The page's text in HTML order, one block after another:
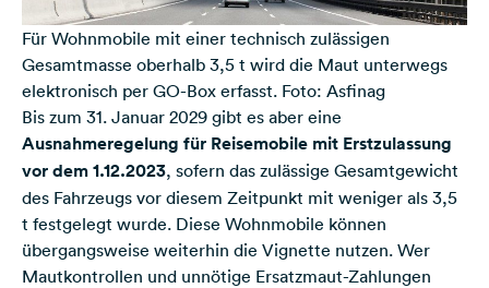
Für Wohnmobile mit einer technisch zulässigen
Gesamtmasse oberhalb 3,5 t wird die Maut unterwegs
elektronisch per GO-Box erfasst. Foto: Asfinag
Bis zum 31. Januar 2029 gibt es aber eine
Ausnahmeregelung für Reisemobile mit Erstzulassung
vor dem 1.12.2023, sofern das zulässige Gesamtgewicht
des Fahrzeugs vor diesem Zeitpunkt mit weniger als 3,5
t festgelegt wurde. Diese Wohnmobile können
übergangsweise weiterhin die Vignette nutzen. Wer
Mautkontrollen und unnötige Ersatzmaut-Zahlungen